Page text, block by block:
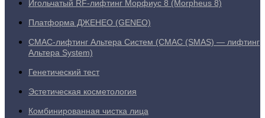
Игольчатый RF-лифтинг Морфиус 8 (Morpheus 8)
Платформа ДЖЕНЕО (GENEO)
СМАС-лифтинг Альтера Систем (СМАС (SMAS) — лифтинг
Альтера System)
Генетический тест
Эстетическая косметология
Комбинированная чистка лица